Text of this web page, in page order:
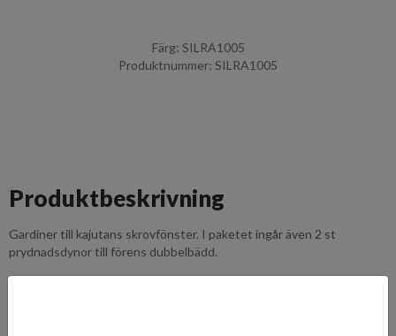
Färg: SILRA1005
Produktnummer: SILRA1005
Produktbeskrivning
Gardiner till kajutans skrovfönster. I paketet ingår även 2 st
prydnadsdynor till förens dubbelbädd.